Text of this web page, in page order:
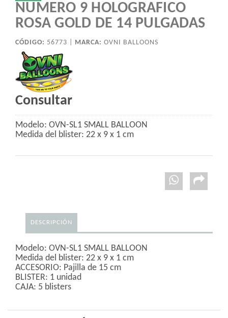
NUMERO 9 HOLOGRAFICO
ROSA GOLD DE 14 PULGADAS
CÓDIGO: 56773 | MARCA: OVNI BALLOONS
Consultar
Modelo: OVN-SL1 SMALL BALLOON
Medida del blister: 22 x 9 x 1 cm
DESCRIPCIÓN
Modelo: OVN-SL1 SMALL BALLOON
Medida del blister: 22 x 9 x 1 cm
ACCESORIO: Pajilla de 15 cm
BLISTER: 1 unidad
CAJA: 5 blisters